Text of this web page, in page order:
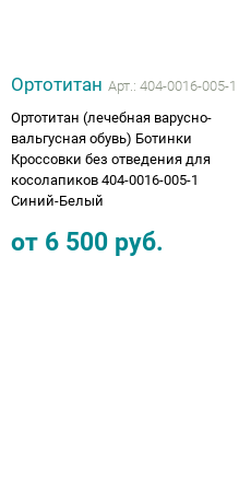
Ортотитан Арт.: 404-0016-005-1
Ортотитан (лечебная варусно-
вальгусная обувь) Ботинки
Кроссовки без отведения для
косолапиков 404-0016-005-1
Синий-Белый
от 6 500 руб.